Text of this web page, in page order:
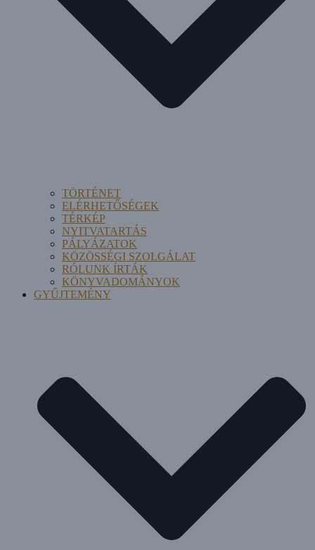
TÖRTÉNET
ELÉRHETŐSÉGEK
TÉRKÉP
NYITVATARTÁS
PÁLYÁZATOK
KÖZÖSSÉGI SZOLGÁLAT
RÓLUNK ÍRTÁK
KÖNYVADOMÁNYOK
GYŰJTEMÉNY